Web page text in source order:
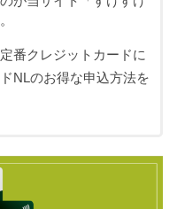
番クレジットカードに
NLのお得な申込方法を